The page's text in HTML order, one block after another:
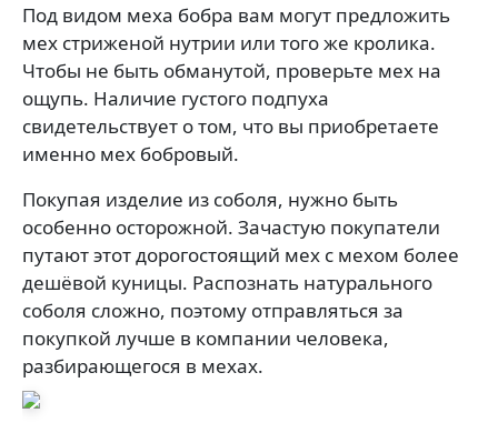
Под видом меха бобра вам могут предложить
мех стриженой нутрии или того же кролика.
Чтобы не быть обманутой, проверьте мех на
ощупь. Наличие густого подпуха
свидетельствует о том, что вы приобретаете
именно мех бобровый.
Покупая изделие из соболя, нужно быть
особенно осторожной. Зачастую покупатели
путают этот дорогостоящий мех с мехом более
дешёвой куницы. Распознать натурального
соболя сложно, поэтому отправляться за
покупкой лучше в компании человека,
разбирающегося в мехах.